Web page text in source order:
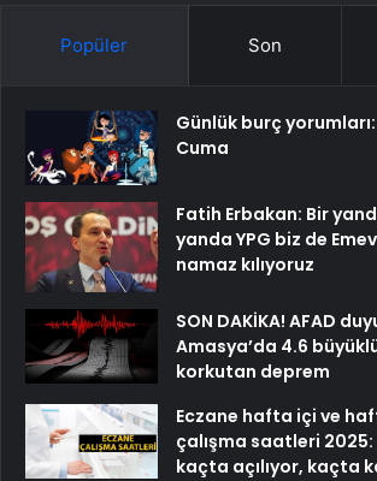
Popüler Son
Günlük burç
Cuma
Fatih Erbakan: Bir
yanda YPG biz de
namaz kılıyoruz
SON DAKİKA! AFAD
Amasya’da 4.6
korkutan deprem
Eczane hafta içi ve
çalışma saatleri 2025:
kaçta açılıyor, kaçta